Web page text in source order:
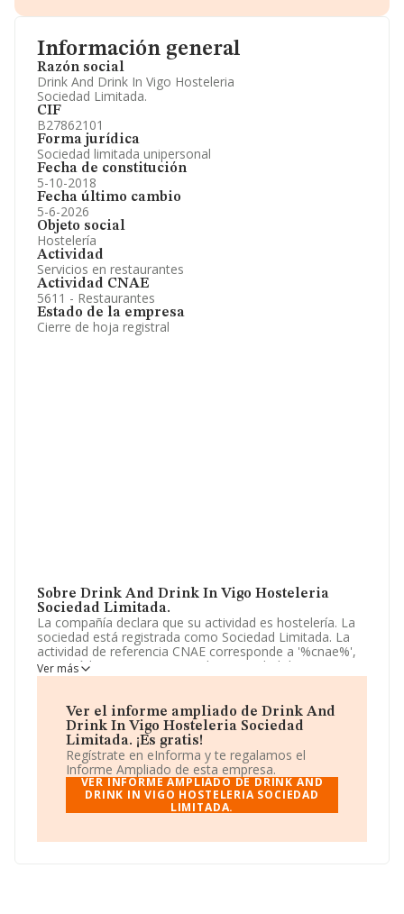
Información general
Razón social
Drink And Drink In Vigo Hosteleria
Sociedad Limitada.
CIF
B27862101
Forma jurídica
Sociedad limitada unipersonal
Fecha de constitución
5-10-2018
Fecha último cambio
5-6-2026
Objeto social
Hostelería
Actividad
Servicios en restaurantes
Actividad CNAE
5611 - Restaurantes
Estado de la empresa
Cierre de hoja registral
Sobre Drink And Drink In Vigo Hosteleria
Sociedad Limitada.
La compañía declara que su actividad es hostelería. La
sociedad está registrada como Sociedad Limitada. La
actividad de referencia CNAE corresponde a '%cnae%',
cuyo Código es 5611. No realiza actividad de
importación y/o exportación.
La sociedad Drink And Drink In Vigo Hosteleria
Sociedad Limitada, con número de identificación fiscal
B27862101, tiene su domicilio social establecido en
Calle Eugenio Kraff núm. 52 Bj, (36210), en el municipio
de Vigo, provincia de Pontevedra, Galicia.
En base a la información de la que dispone INFORMA
sobre 142.938 compañías, a nivel nacional la facturación
promedio de la facturación entre todas las empresas es
Ver más
Ver el informe ampliado de Drink And
Drink In Vigo Hosteleria Sociedad
Limitada. ¡Es gratis!
Regístrate en eInforma y te regalamos el
Informe Ampliado de esta empresa.
VER INFORME AMPLIADO DE DRINK AND
DRINK IN VIGO HOSTELERIA SOCIEDAD
LIMITADA.
Accionistas.
Artículos de prensa publicados sobre la empresa.
Información oficial y registral complementaria.